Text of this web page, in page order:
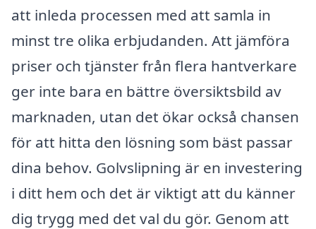
att inleda processen med att samla in
minst tre olika erbjudanden. Att jämföra
priser och tjänster från flera hantverkare
ger inte bara en bättre översiktsbild av
marknaden, utan det ökar också chansen
för att hitta den lösning som bäst passar
dina behov. Golvslipning är en investering
i ditt hem och det är viktigt att du känner
dig trygg med det val du gör. Genom att